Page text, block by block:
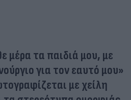
μέρα τα παιδιά μου, με
για τον εαυτό μου»
με χείλη